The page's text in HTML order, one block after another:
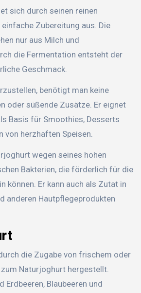
sich durch seinen reinen
Zubereitung aus. Die
nur aus Milch und
die Fermentation entsteht der
Geschmack.
benötigt man keine
oder süßende Zusätze. Er eignet
Basis für Smoothies, Desserts
von herzhaften Speisen.
wegen seines hohen
Bakterien, die förderlich für die
können. Er kann auch als Zutat in
anderen Hautpflegeprodukten
die Zugabe von frischem oder
Naturjoghurt hergestellt.
Erdbeeren, Blaubeeren und